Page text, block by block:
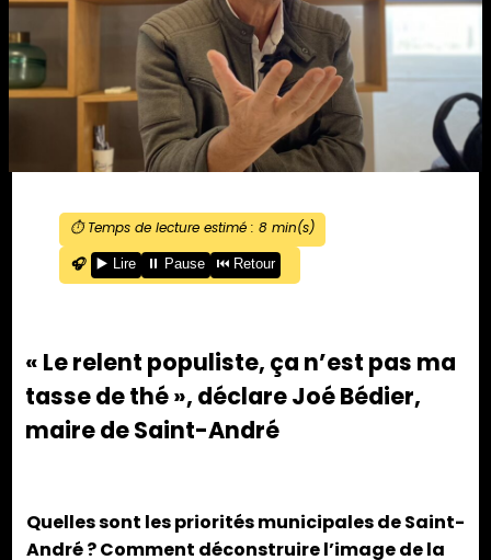
⏱️ Temps de lecture estimé : 8min(s)
🎧
▶️ Lire ⏸️ Pause ⏮️ Retour
« Le relent populiste, ça n’est pas ma
tasse de thé », déclare Joé Bédier,
maire de Saint-André
Quelles sont les priorités municipales de Saint-
André ? Comment déconstruire l’image de la